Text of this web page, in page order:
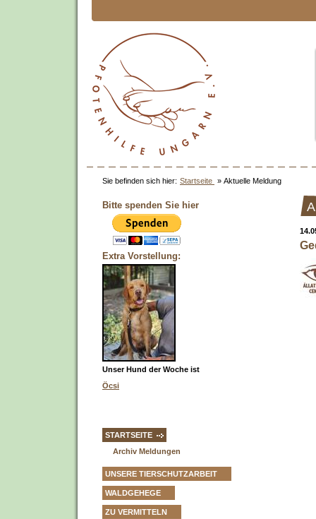
Sie befinden sich hier: Startseite » Aktuelle Meldung
Bitte spenden Sie hier
Extra Vorstellung:
Unser Hund der Woche ist
Öcsi
STARTSEITE
Archiv Meldungen
UNSERE TIERSCHUTZARBEIT
WALDGEHEGE
ZU VERMITTELN